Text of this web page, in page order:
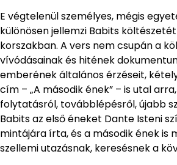
E végtelenül személyes, mégis
különösen jellemzi Babits
korszakban. A vers nem csupán a
vívódásainak és hitének
emberének általános érzéseit,
cím – „A második ének” – is utal
folytatásról, továbblépésről, újabb
Babits az első éneket Dante Isteni
mintájára írta, és a második ének is
szellemi utazásnak, keresésnek a